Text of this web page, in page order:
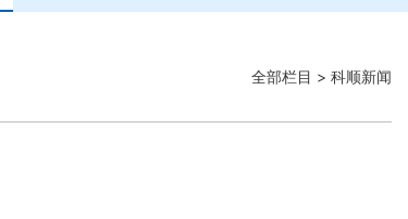
全部栏目 > 科顺新闻